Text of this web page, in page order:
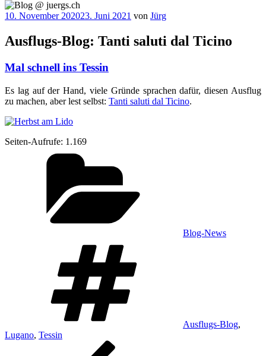
Veröffentlicht
10. November 202023. Juni 2021 von Jürg
Ausflugs-Blog: Tanti saluti dal Ticino
Mal schnell ins Tessin
Es lag auf der Hand, vie­le Grün­de spra­chen dafür, die­sen Aus­flug
zu machen, aber lest selbst: Tan­ti salu­ti dal Tici­no.
Sei­ten-Auf­ru­fe: 1.169
Blog-News
Ausflugs-Blog,
Lugano, Tessin
Beitragsnavigation